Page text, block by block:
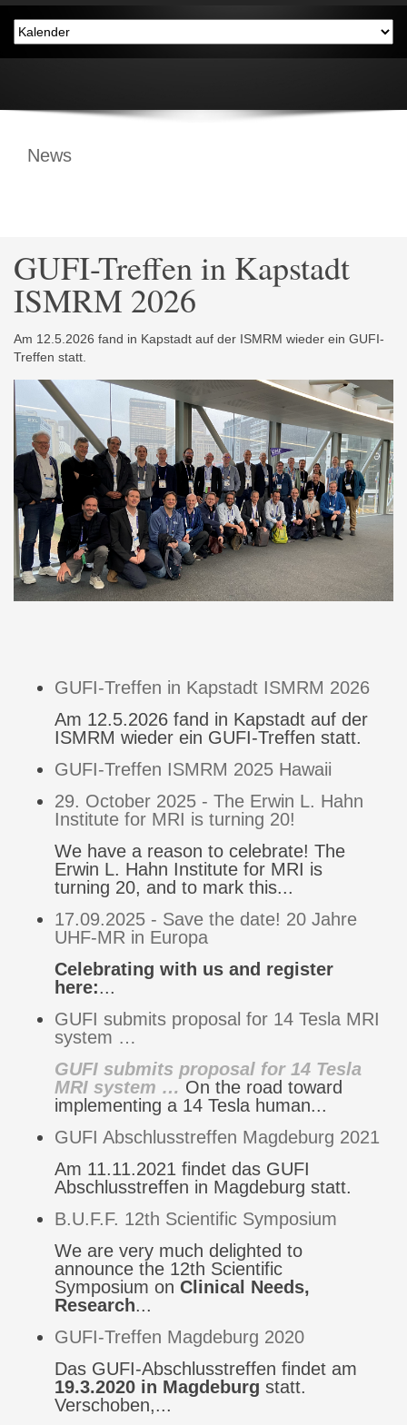
News
GUFI-Treffen in Kapstadt
ISMRM 2026
Am 12.5.2026 fand in Kapstadt auf der ISMRM wieder ein GUFI-
Treffen statt.
GUFI-Treffen in Kapstadt ISMRM 2026
Am 12.5.2026 fand in Kapstadt auf der
ISMRM wieder ein GUFI-Treffen statt.
GUFI-Treffen ISMRM 2025 Hawaii
29. October 2025 - The Erwin L. Hahn
Institute for MRI is turning 20!
We have a reason to celebrate! The
Erwin L. Hahn Institute for MRI is
turning 20, and to mark this...
17.09.2025 - Save the date! 20 Jahre
UHF-MR in Europa
Celebrating with us and register
here:...
GUFI submits proposal for 14 Tesla MRI
system …
GUFI submits proposal for 14 Tesla
MRI system … On the road toward
implementing a 14 Tesla human...
GUFI Abschlusstreffen Magdeburg 2021
Am 11.11.2021 findet das GUFI
Abschlusstreffen in Magdeburg statt.
B.U.F.F. 12th Scientific Symposium
We are very much delighted to
announce the 12th Scientific
Symposium on Clinical Needs,
Research...
GUFI-Treffen Magdeburg 2020
Das GUFI-Abschlusstreffen findet am
19.3.2020 in Magdeburg statt.
Verschoben,...